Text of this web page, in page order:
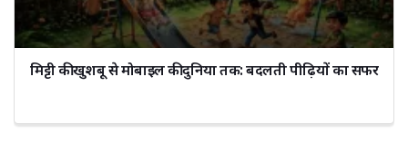
मिट्टी की खुशबू से मोबाइल की दुनिया तक: बदलती पीढ़ियों का सफर